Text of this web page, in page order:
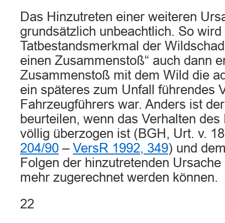
Das Hinzutreten einer weiteren
grundsätzlich unbeachtlich. So wird
Tatbestandsmerkmal der
einen Zusammenstoß“ auch dann
Zusammenstoß mit dem Wild die
ein späteres zum Unfall führendes
Fahrzeugführers war. Anders ist
beurteilen, wenn das Verhalten
völlig überzogen ist (BGH, Urt. v.
204/90 – VersR 1992, 349) und
Folgen der hinzutretenden
mehr zugerechnet werden können.
22